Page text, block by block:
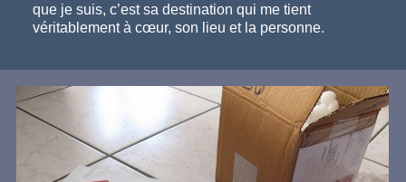
que je suis, c’est sa destination qui me tient
véritablement à cœur, son lieu et la personne.